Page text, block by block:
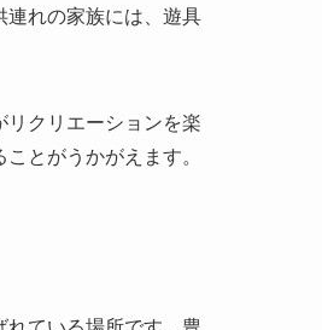
れの家族には、遊具
クリエーションを楽
とがうかがえます。